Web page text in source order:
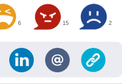
6 15 2